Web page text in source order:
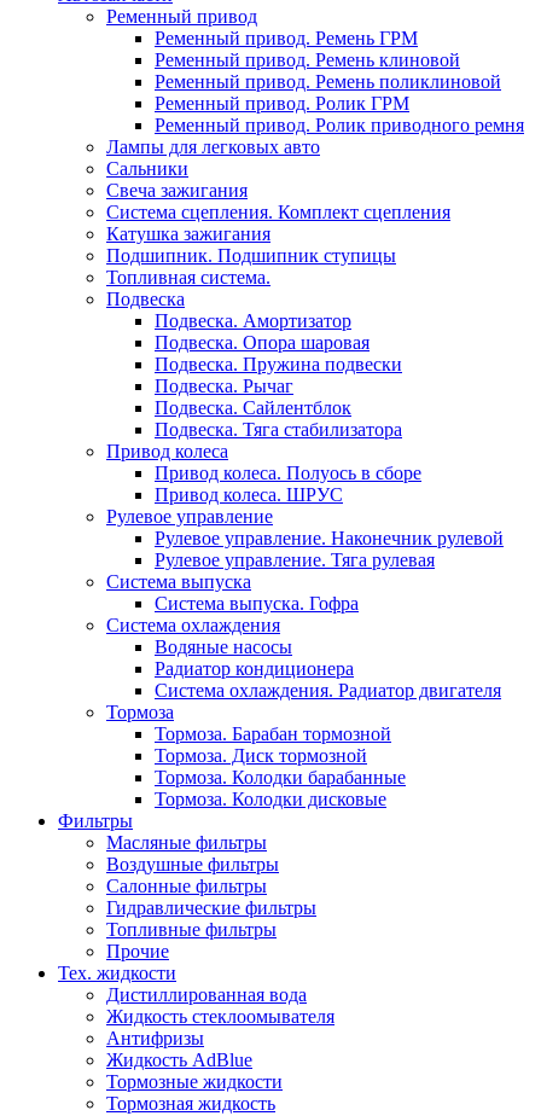
Ременный привод
Ременный привод. Ремень ГРМ
Ременный привод. Ремень клиновой
Ременный привод. Ремень поликлиновой
Ременный привод. Ролик ГРМ
Ременный привод. Ролик приводного ремня
Лампы для легковых авто
Сальники
Свеча зажигания
Система сцепления. Комплект сцепления
Катушка зажигания
Подшипник. Подшипник ступицы
Топливная система.
Подвеска
Подвеска. Амортизатор
Подвеска. Опора шаровая
Подвеска. Пружина подвески
Подвеска. Рычаг
Подвеска. Сайлентблок
Подвеска. Тяга стабилизатора
Привод колеса
Привод колеса. Полуось в сборе
Привод колеса. ШРУС
Рулевое управление
Рулевое управление. Наконечник рулевой
Рулевое управление. Тяга рулевая
Система выпуска
Система выпуска. Гофра
Система охлаждения
Водяные насосы
Радиатор кондиционера
Система охлаждения. Радиатор двигателя
Тормоза
Тормоза. Барабан тормозной
Тормоза. Диск тормозной
Тормоза. Колодки барабанные
Тормоза. Колодки дисковые
Фильтры
Масляные фильтры
Воздушные фильтры
Салонные фильтры
Гидравлические фильтры
Топливные фильтры
Прочие
Тех. жидкости
Дистиллированная вода
Жидкость стеклоомывателя
Антифризы
Жидкость AdBlue
Тормозные жидкости
Тормозная жидкость